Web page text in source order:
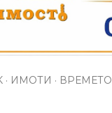
ИМОТИ ВРЕМЕТО